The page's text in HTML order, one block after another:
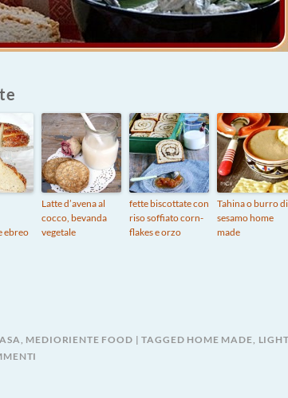
ebreo
Latte d’avena al
cocco, bevanda
vegetale
fette biscottate con
riso soffiato corn-
flakes e orzo
Tahina o burro di
sesamo home
made
MEDIORIENTE FOOD TAGGED HOME MADE LIGHT